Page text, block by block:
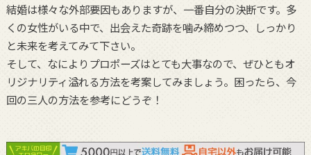
結婚は様々な外部要因もありますが、一番自分の決断です。多
くの女性がいる中で、出会えた奇跡を噛み締めつつ、しっかり
と未来を考えてみて下さい。
そして、なによりプロポーズはとても大事なので、ぜひともオ
リジナリティ溢れる方法を考案してみましょう。困ったら、今
回の三人の方法を参考にどうぞ！